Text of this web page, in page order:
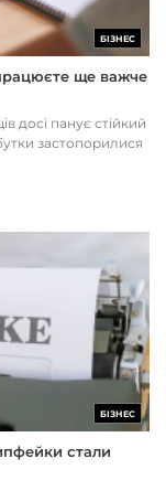
БІЗНЕС
ще важче
досі панує стійкий
застопорилися
БІЗНЕС
стали